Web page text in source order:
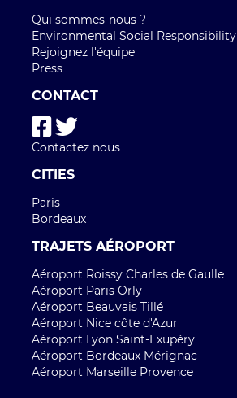
Qui sommes-nous ?
Environmental Social Responsibility
Rejoignez l'équipe
Press
CONTACT
Contactez nous
CITIES
Paris
Bordeaux
TRAJETS AÉROPORT
Aéroport Roissy Charles de Gaulle
Aéroport Paris Orly
Aéroport Beauvais Tillé
Aéroport Nice côte d'Azur
Aéroport Lyon Saint-Exupéry
Aéroport Bordeaux Mérignac
Aéroport Marseille Provence